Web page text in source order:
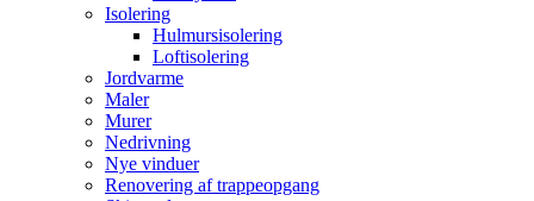
Isolering
Hulmursisolering
Loftisolering
Jordvarme
Maler
Murer
Nedrivning
Nye vinduer
Renovering af trappeopgang